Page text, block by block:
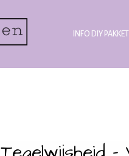
INFO DIY